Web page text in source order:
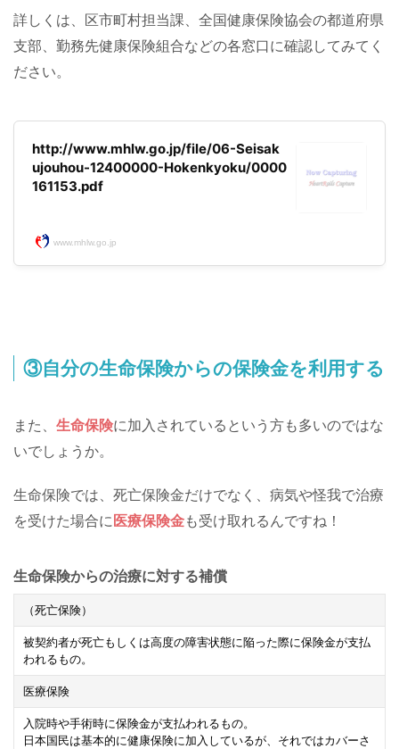
詳しくは、区市町村担当課、全国健康保険協会の都道府県
支部、勤務先健康保険組合などの各窓口に確認してみてく
ださい。
http://www.mhlw.go.jp/file/06-Seisak
ujouhou-12400000-Hokenkyoku/0000
161153.pdf
www.mhlw.go.jp
③自分の生命保険からの保険金を利用する
また、 生命保険に加入されているという方も多いのではな
いでしょうか。
生命保険では、死亡保険金だけでなく、病気や怪我で治療
を受けた場合に 医療保険金も受け取れるんですね！
生命保険からの治療に対する補償
（死亡保険）
被契約者が死亡もしくは高度の障害状態に陥った際に保険金が支払
われるもの。
医療保険
入院時や手術時に保険金が支払われるもの。
日本国民は基本的に健康保険に加入しているが、それではカバーさ